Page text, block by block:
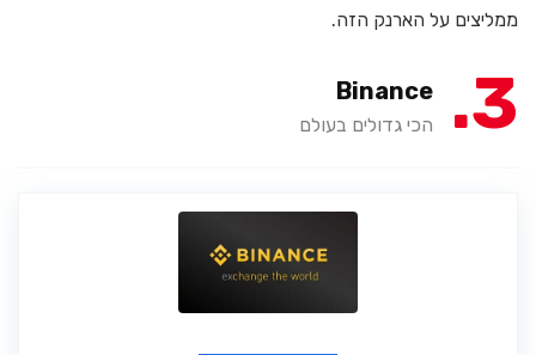
ממליצים על הארנק הזה.
3
Binance
הכי גדולים בעולם